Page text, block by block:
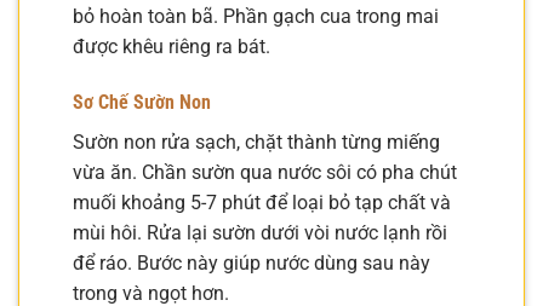
bỏ hoàn toàn bã. Phần gạch cua trong mai
được khêu riêng ra bát.
Sơ Chế Sườn Non
Sườn non rửa sạch, chặt thành từng miếng
vừa ăn. Chần sườn qua nước sôi có pha chút
muối khoảng 5-7 phút để loại bỏ tạp chất và
mùi hôi. Rửa lại sườn dưới vòi nước lạnh rồi
để ráo. Bước này giúp nước dùng sau này
trong và ngọt hơn.